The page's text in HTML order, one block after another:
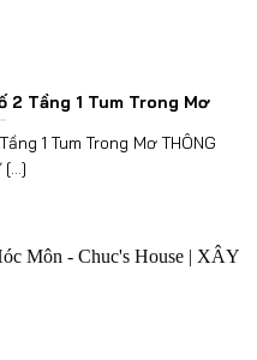
2 Tầng 1 Tum Trong Mơ
1 Tum Trong Mơ THÔNG
[...]